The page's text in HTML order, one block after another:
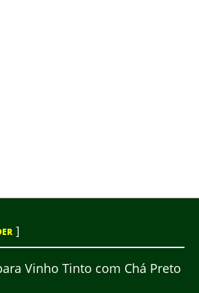
]
Vinho Tinto com Chá Preto